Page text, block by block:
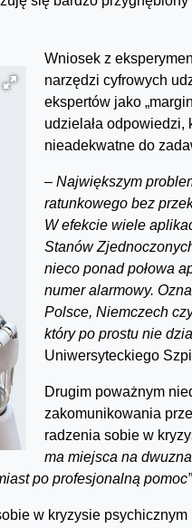
Wniosek z
narzędzi cyfrowych
ekspertów jako
udzielała odpowiedzi,
nieadekwatne do
– Największym
ratunkowego bez
W efekcie wiele
Stanów
nieco ponad połowa
numer alarmowy.
Polsce, Niemczech
który po prostu nie
Uniwersyteckiego
Drugim poważnym
zakomunikowania
radzenia sobie w
ma miejsca na
po profesjonalną pomoc”
w kryzysie